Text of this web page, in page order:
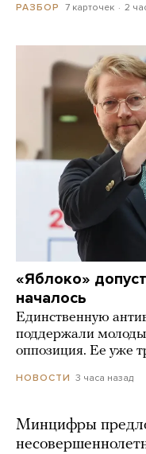
РАЗБОР 7 карточек 2
«Яблоко»
началось
Единственную
поддержали
оппозиция. Ее уже
НОВОСТИ 3 часа назад
Минцифры